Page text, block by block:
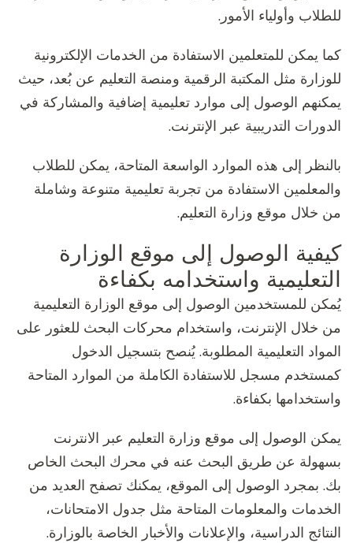
للطلاب وأولياء الأمور.
كما يمكن للمتعلمين الاستفادة من الخدمات الإلكترونية
للوزارة مثل المكتبة الرقمية ومنصة التعليم عن بُعد، حيث
يمكنهم الوصول إلى موارد تعليمية إضافية والمشاركة في
الدورات التدريبية عبر الإنترنت.
بالنظر إلى هذه الموارد الواسعة المتاحة، يمكن للطلاب
والمعلمين الاستفادة من تجربة تعليمية متنوعة وشاملة
من خلال موقع وزارة التعليم.
كيفية الوصول إلى موقع الوزارة
التعليمية واستخدامه بكفاءة
يُمكن للمستخدمين الوصول إلى موقع الوزارة التعليمية
من خلال الإنترنت، واستخدام محركات البحث للعثور على
المواد التعليمية المطلوبة. يُنصح بتسجيل الدخول
كمستخدم مسجل للاستفادة الكاملة من الموارد المتاحة
واستخدامها بكفاءة.
يمكن الوصول إلى موقع وزارة التعليم عبر الانترنت
بسهولة عن طريق البحث عنه في محرك البحث الخاص
بك. بمجرد الوصول إلى الموقع، يمكنك تصفح العديد من
الخدمات والمعلومات المتاحة مثل جدول الامتحانات،
النتائج الدراسية، والإعلانات والأخبار الخاصة بالوزارة.